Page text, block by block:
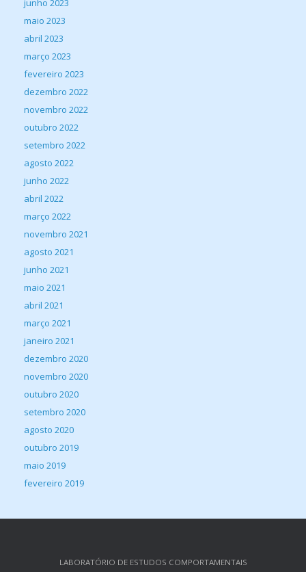
junho 2023
maio 2023
abril 2023
março 2023
fevereiro 2023
dezembro 2022
novembro 2022
outubro 2022
setembro 2022
agosto 2022
junho 2022
abril 2022
março 2022
novembro 2021
agosto 2021
junho 2021
maio 2021
abril 2021
março 2021
janeiro 2021
dezembro 2020
novembro 2020
outubro 2020
setembro 2020
agosto 2020
outubro 2019
maio 2019
fevereiro 2019
LABORATÓRIO DE ESTUDOS COMPORTAMENTAIS